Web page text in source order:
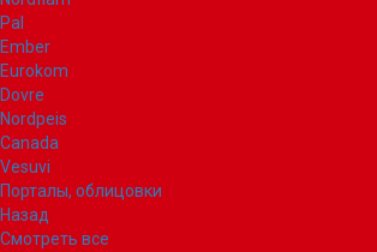
Pal
Ember
Eurokom
Dovre
Nordpeis
Canada
Vesuvi
Порталы, облицовки
Назад
Смотреть все